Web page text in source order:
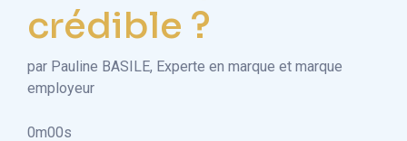
crédible ?
par Pauline BASILE, Experte en marque et marque
employeur
0m00s